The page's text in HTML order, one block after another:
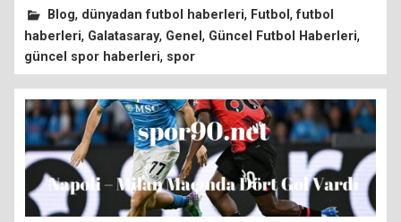
Blog, dünyadan futbol haberleri, Futbol,futbol
haberleri, Galatasaray, Genel, Güncel Futbol Haberleri,
güncel spor haberleri, spor